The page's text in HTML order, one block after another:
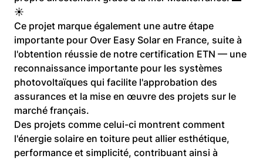
☀️
Ce projet marque également une autre étape
importante pour Over Easy Solar en France, suite à
l'obtention réussie de notre certification ETN — une
reconnaissance importante pour les systèmes
photovoltaïques qui facilite l'approbation des
assurances et la mise en œuvre des projets sur le
marché français.
Des projets comme celui-ci montrent comment
l'énergie solaire en toiture peut allier esthétique,
performance et simplicité, contribuant ainsi à